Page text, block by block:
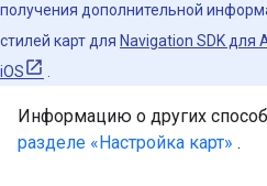
получения дополнительной
стилей карт для Navigation SDK для
iOS
Информацию о других
разделе «Настройка карт» .